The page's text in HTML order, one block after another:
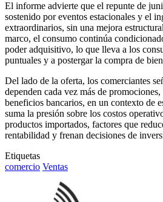
El informe advierte que el repunte de
sostenido por eventos estacionales y el
extraordinarios, sin una mejora
marco, el consumo continúa
poder adquisitivo, lo que lleva a los
puntuales y a postergar la compra de
Del lado de la oferta, los comerciantes
dependen cada vez más de
beneficios bancarios, en un contexto de
suma la presión sobre los costos
productos importados, factores que
rentabilidad y frenan decisiones de
Etiquetas
comercio Ventas